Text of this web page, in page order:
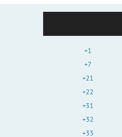
+1
+7
+21
+22
+31
+32
+33